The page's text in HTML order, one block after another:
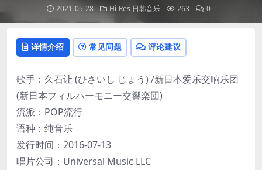
2021-05-28 Hi-Res 日韩音乐 263 0
详情介绍 常见问题 评论建议
歌手：久石让 (ひさいし じょう) /新日本爱乐交响乐团
(新日本フィルハーモニー交響楽団)
流派：POP流行
语种：纯音乐
发行时间：2016-07-13
唱片公司：Universal Music LLC